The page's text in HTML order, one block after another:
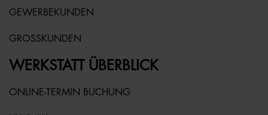
GEWERBEKUNDEN
GROSSKUNDEN
WERKSTATT ÜBERBLICK
ONLINE-TERMIN BUCHUNG